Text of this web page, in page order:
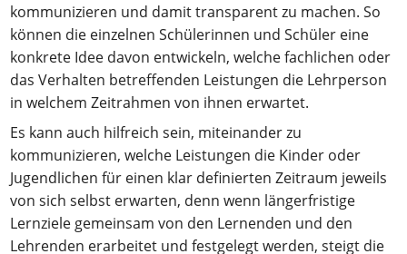
kommunizieren und damit transparent zu machen. So
können die einzelnen Schülerinnen und Schüler eine
konkrete Idee davon entwickeln, welche fachlichen oder
das Verhalten betreffenden Leistungen die Lehrperson
in welchem Zeitrahmen von ihnen erwartet.
Es kann auch hilfreich sein, miteinander zu
kommunizieren, welche Leistungen die Kinder oder
Jugendlichen für einen klar definierten Zeitraum jeweils
von sich selbst erwarten, denn wenn längerfristige
Lernziele gemeinsam von den Lernenden und den
Lehrenden erarbeitet und festgelegt werden, steigt die